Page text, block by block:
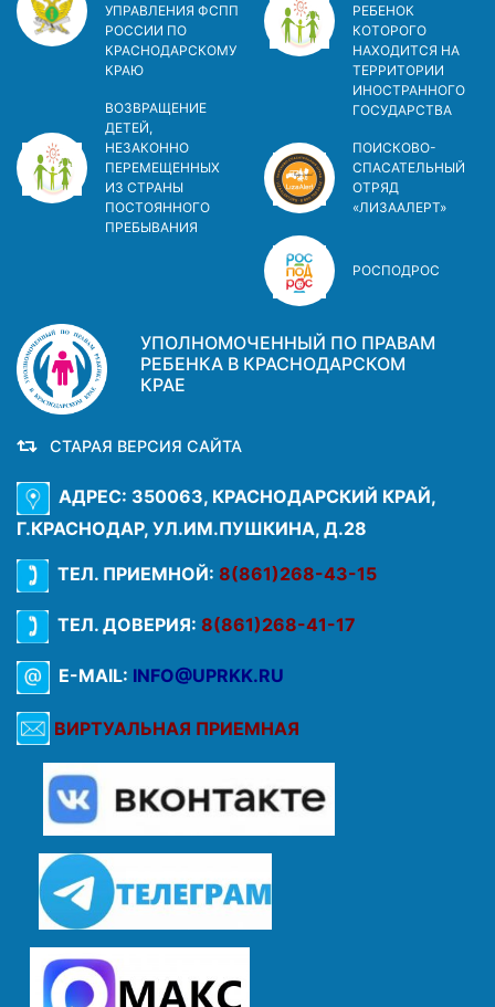
УПРАВЛЕНИЯ ФСПП
РОССИИ ПО
КРАСНОДАРСКОМУ
КРАЮ
ВОЗВРАЩЕНИЕ
ДЕТЕЙ,
НЕЗАКОННО
ПЕРЕМЕЩЕННЫХ
ИЗ СТРАНЫ
ПОСТОЯННОГО
ПРЕБЫВАНИЯ
РЕБЕНОК
КОТОРОГО
НАХОДИТСЯ НА
ТЕРРИТОРИИ
ИНОСТРАННОГО
ГОСУДАРСТВА
ПОИСКОВО-
СПАСАТЕЛЬНЫЙ
ОТРЯД
«ЛИЗААЛЕРТ»
РОСПОДРОС
УПОЛНОМОЧЕННЫЙ ПО ПРАВАМ
РЕБЕНКА В КРАСНОДАРСКОМ
КРАЕ
СТАРАЯ ВЕРСИЯ САЙТА
АДРЕС: 350063, КРАСНОДАРСКИЙ КРАЙ,
Г.КРАСНОДАР, УЛ.ИМ.ПУШКИНА, Д.28
ТЕЛ. ПРИЕМНОЙ: 8(861)268-43-15
ТЕЛ. ДОВЕРИЯ: 8(861)268-41-17
E-MAIL: INFO@UPRKK.RU
ВИРТУАЛЬНАЯ ПРИЕМНАЯ